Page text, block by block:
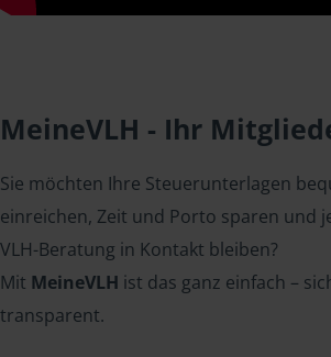
MeineVLH - Ihr
Sie möchten Ihre Steuerunterlagen
einreichen, Zeit und Porto sparen und
VLH-Beratung in Kontakt bleiben?
Mit MeineVLH ist das ganz einfach –
transparent.